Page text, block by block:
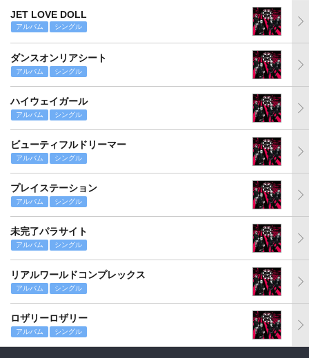
JET LOVE DOLL
アルバム シングル
ダンスオンリアシート
アルバム シングル
ハイウェイガール
アルバム シングル
ビューティフルドリーマー
アルバム シングル
プレイステーション
アルバム シングル
未完了パラサイト
アルバム シングル
リアルワールドコンプレックス
アルバム シングル
ロザリーロザリー
アルバム シングル